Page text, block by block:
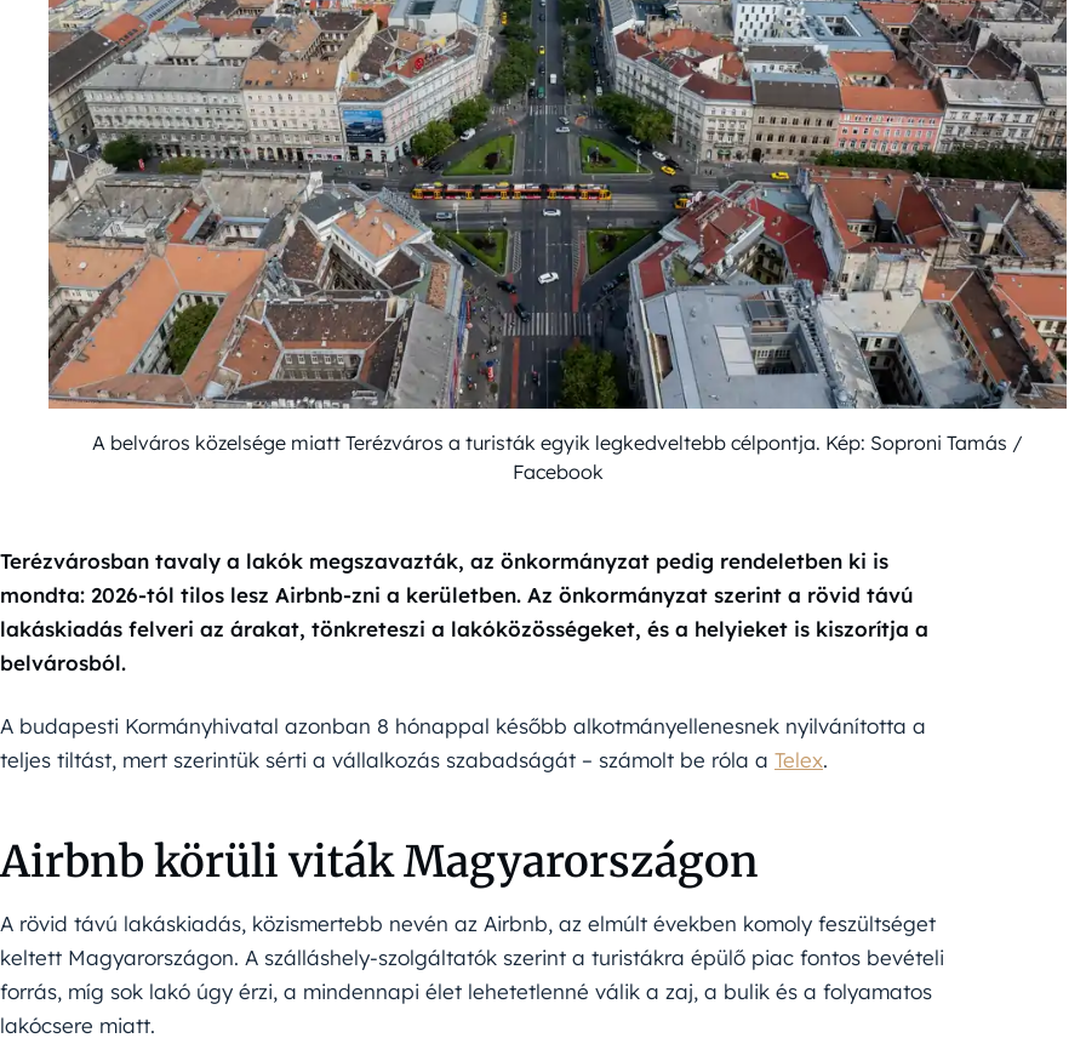
A belváros közelsége miatt Terézváros a turisták egyik legkedveltebb célpontja. Kép: Soproni Tamás /
Facebook
Terézvárosban tavaly a lakók megszavazták, az önkormányzat pedig rendeletben ki is
mondta: 2026-tól tilos lesz Airbnb-zni a kerületben. Az önkormányzat szerint a rövid távú
lakáskiadás felveri az árakat, tönkreteszi a lakóközösségeket, és a helyieket is kiszorítja a
belvárosból.
A budapesti Kormányhivatal azonban 8 hónappal később alkotmányellenesnek nyilvánította a
teljes tiltást, mert szerintük sérti a vállalkozás szabadságát – számolt be róla a Telex.
Airbnb körüli viták Magyarországon
A rövid távú lakáskiadás, közismertebb nevén az Airbnb, az elmúlt években komoly feszültséget
keltett Magyarországon. A szálláshely-szolgáltatók szerint a turistákra épülő piac fontos bevételi
forrás, míg sok lakó úgy érzi, a mindennapi élet lehetetlenné válik a zaj, a bulik és a folyamatos
lakócsere miatt.